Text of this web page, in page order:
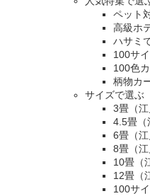
ペット
高級ホ
ハサミ
100サ
100色
柄物カ
サイズで選ぶ
3畳（
4.5畳（
6畳（
8畳（
10畳（
12畳（
100サ